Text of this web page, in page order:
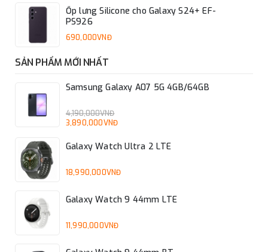
Ốp lưng Silicone cho Galaxy S24+ EF-
PS926
690,000VNĐ
SẢN PHẨM MỚI NHẤT
Samsung Galaxy A07 5G 4GB/64GB
4,190,000VNĐ
3,890,000VNĐ
Galaxy Watch Ultra 2 LTE
18,990,000VNĐ
Galaxy Watch 9 44mm LTE
11,990,000VNĐ